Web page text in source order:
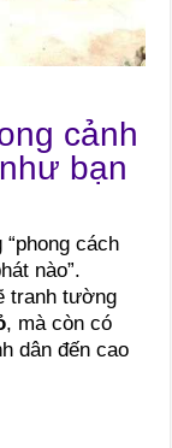
cảnh
bạn
cách
nào”.
tranh tường
, mà còn có
dân đến cao